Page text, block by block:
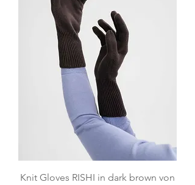
Knit Gloves RISHI in dark brown von